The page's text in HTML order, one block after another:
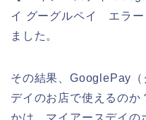
イ グーグルペイ エラー
ました。
その結果、GooglePay（
デイのお店で使えるのか